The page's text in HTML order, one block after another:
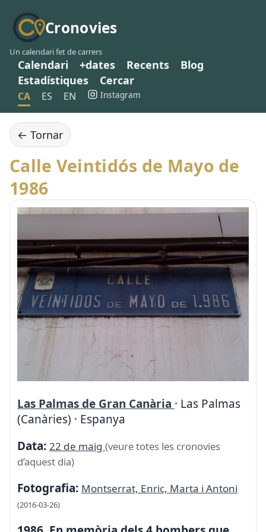
Cronovies
Un calendari fet de carrers
Calendari +dates Recents
Blog
Estadístiques
Cercar
CA ES EN Instagram
← Tornar
Calle Veintidós de Mayo de
1986
Las Palmas de Gran Canària · Las Palmas
(Canàries) · Espanya
Data: 22 de maig (veure totes les cronovies
d’aquest dia)
Fotografia: Montserrat, Enric, Marta i Antoni
(2016-03-26)